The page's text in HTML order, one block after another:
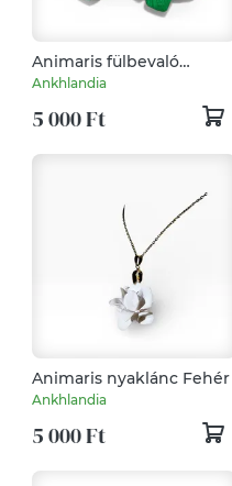
Animaris fülbevaló
Trópusi Zöld
Ankhlandia
5 000 Ft
Animaris nyaklánc Fehér
Ankhlandia
5 000 Ft